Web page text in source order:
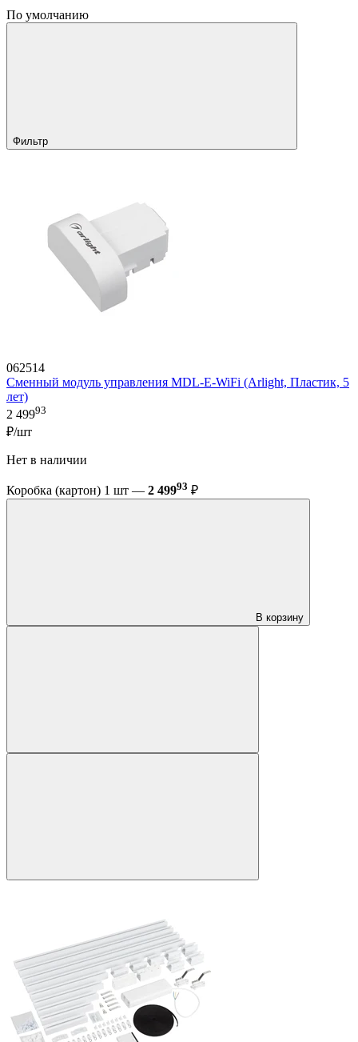
По умолчанию
Фильтр
062514
Сменный модуль управления MDL-E-WiFi (Arlight, Пластик, 5
лет)
2 49993
₽/шт
Нет в наличии
Коробка (картон) 1 шт — 2 49993 ₽
В корзину